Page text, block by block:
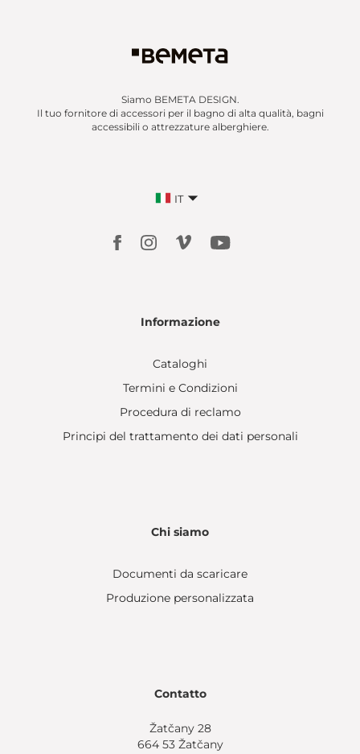
Siamo BEMETA DESIGN.
Il tuo fornitore di accessori per il bagno di alta qualità, bagni
accessibili o attrezzature alberghiere.
IT
Informazione
Cataloghi
Termini e Condizioni
Procedura di reclamo
Principi del trattamento dei dati personali
Chi siamo
Documenti da scaricare
Produzione personalizzata
Contatto
Žatčany 28
664 53 Žatčany